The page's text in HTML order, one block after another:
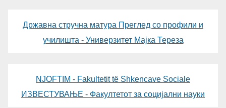
Државна стручна матура Преглед со профили и
училишта - Универзитет Мајка Тереза
NJOFTIM - Fakultetit të Shkencave Sociale
ИЗВЕСТУВАЊЕ - Факултетот за социјални науки